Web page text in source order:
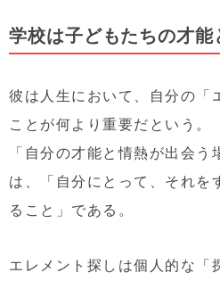
学校は子どもたちの才
彼は人生において、自分の「
ことが何より重要だという。
「自分の才能と情熱が出会
は、「自分にとって、それを
ること」である。
エレメント探しは個人的な「